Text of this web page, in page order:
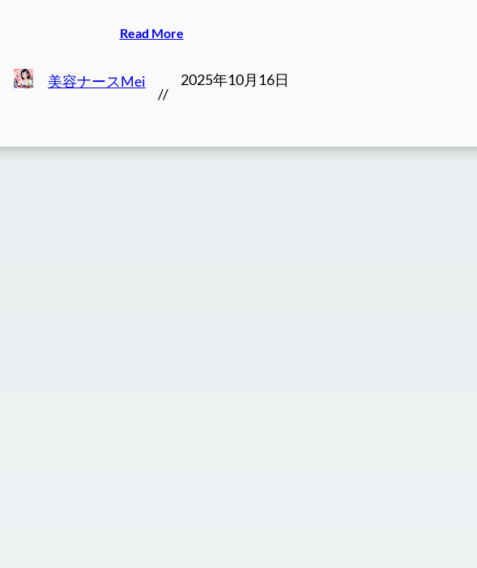
Read More
美容ナースMei
//
2025年10月16日